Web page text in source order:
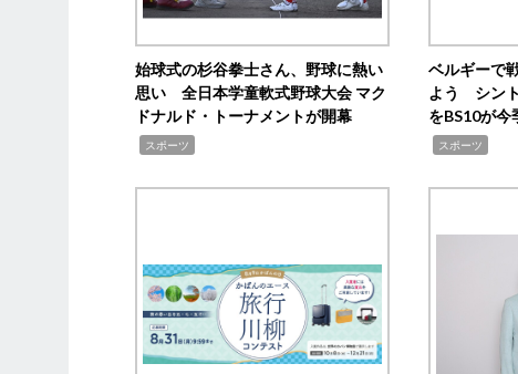
始球式の杉谷拳士さん、野球に熱い
思い 全日本学童軟式野球大会 マク
ドナルド・トーナメントが開幕
スポーツ
ベルギーで
よう シン
をBS10が今
スポーツ